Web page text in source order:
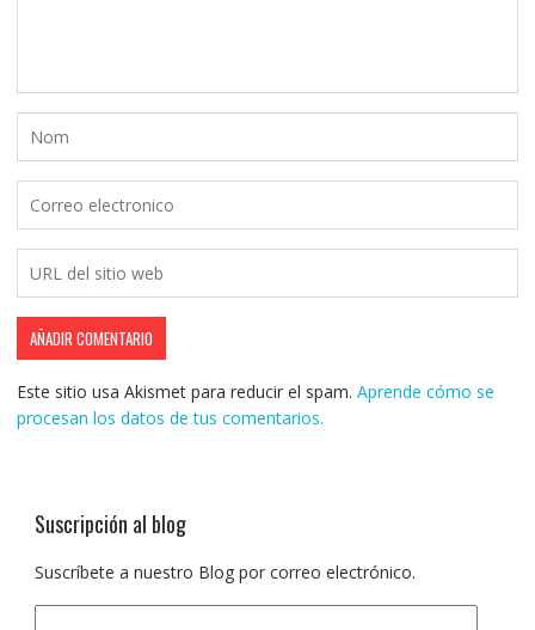
Este sitio usa Akismet para reducir el spam. Aprende cómo se
procesan los datos de tus comentarios.
Suscripción al blog
Suscríbete a nuestro Blog por correo electrónico.